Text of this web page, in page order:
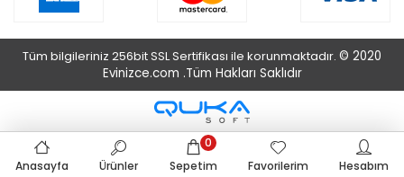
Tüm bilgileriniz 256bit SSL Sertifikası ile korunmaktadır. © 2020
Evinizce.com .Tüm Hakları Saklıdır
Anasayfa Ürünler Sepetim
0
Favorilerim
Hesabım